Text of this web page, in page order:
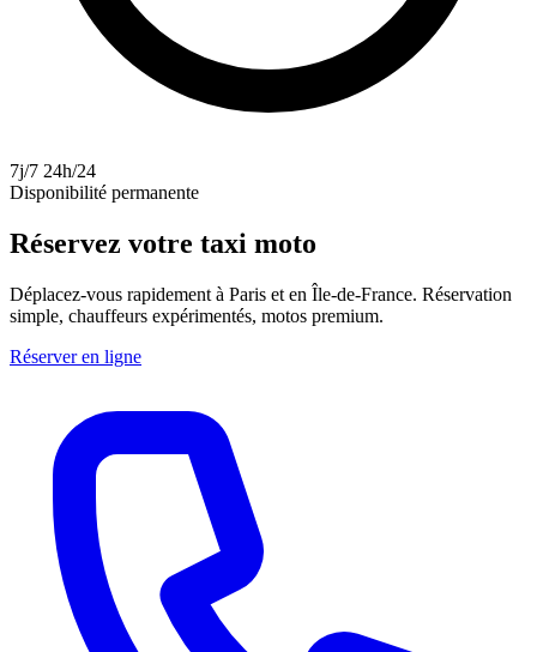
7j/7 24h/24
Disponibilité permanente
Réservez votre taxi moto
Déplacez-vous rapidement à Paris et en Île-de-France. Réservation
simple, chauffeurs expérimentés, motos premium.
Réserver en ligne